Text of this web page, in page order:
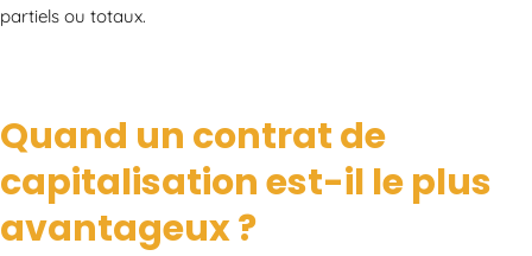
partiels ou totaux.
Quand un contrat de
capitalisation est-il le plus
avantageux ?